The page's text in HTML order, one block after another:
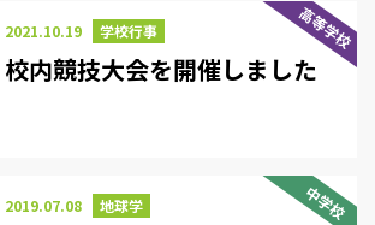
高等学校
2021.10.19 学校行事
校内競技大会を開催しました
中学校
2019.07.08 地球学